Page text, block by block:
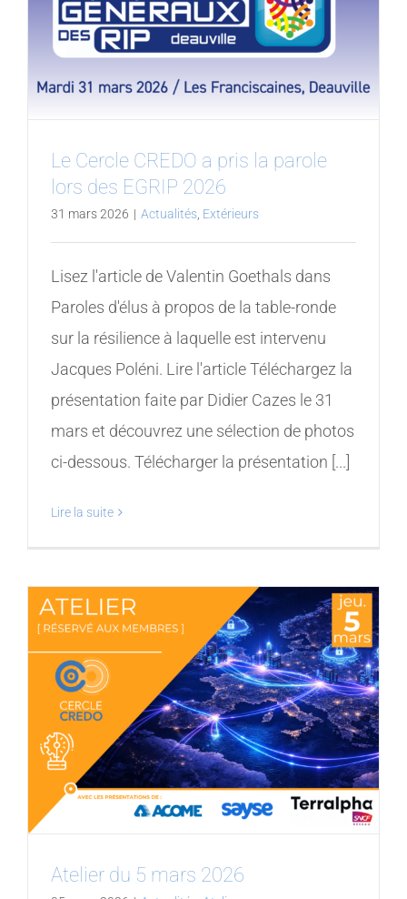
Le Cercle CREDO a pris la parole
lors des EGRIP 2026
31 mars 2026 | Actualités Extérieurs
Lisez l'article de Valentin Goethals dans
Paroles d'élus à propos de la table-ronde
sur la résilience à laquelle est intervenu
Jacques Poléni. Lire l'article Téléchargez la
présentation faite par Didier Cazes le 31
mars et découvrez une sélection de photos
ci-dessous. Télécharger la présentation [...]
Lire la suite
Atelier du 5 mars 2026